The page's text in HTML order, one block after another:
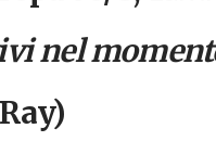
nel